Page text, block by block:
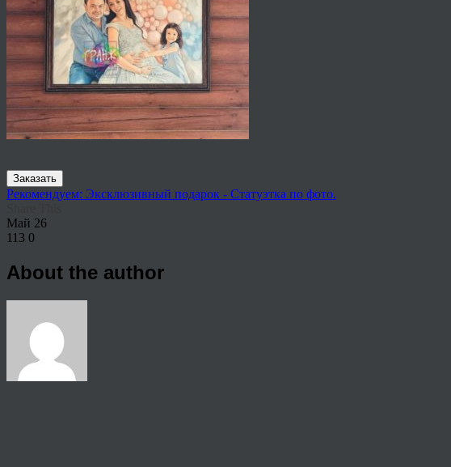
Заказать
Рекомендуем: Эксклюзивный подарок - Статуэтка по фото.
Май 26
113 0
About the author